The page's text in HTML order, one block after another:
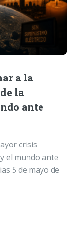
a la
la
ante
crisis
el mundo ante
5 de mayo de